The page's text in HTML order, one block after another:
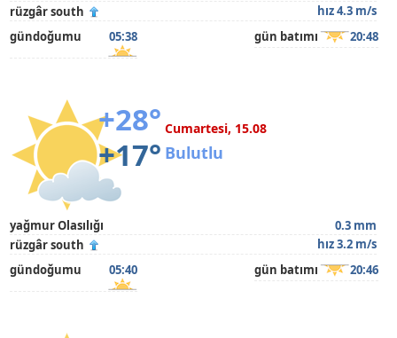
rüzgâr south
hız 4.3 m/s
gündoğumu
05:38 gün batımı 20:48
+28°
+17°
Cumartesi, 15.08
Bulutlu
yağmur Olasılığı
0.3 mm
rüzgâr south
hız 3.2 m/s
gündoğumu
05:40 gün batımı 20:46